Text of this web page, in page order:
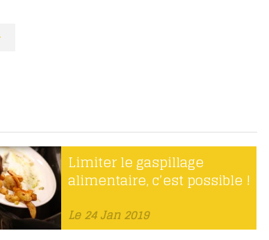
Limiter le gaspillage
alimentaire, c’est possible !
Le 24 Jan 2019